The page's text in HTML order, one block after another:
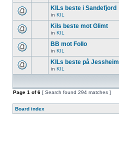
KILs beste i Sandefjord
in KIL
Kils beste mot Glimt
in KIL
BB mot Follo
in KIL
KILs beste på Jessheim
in KIL
Page 1 of6 [ Search found 294 matches ]
Board index